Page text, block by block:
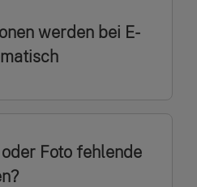
werden bei E-
Foto fehlende